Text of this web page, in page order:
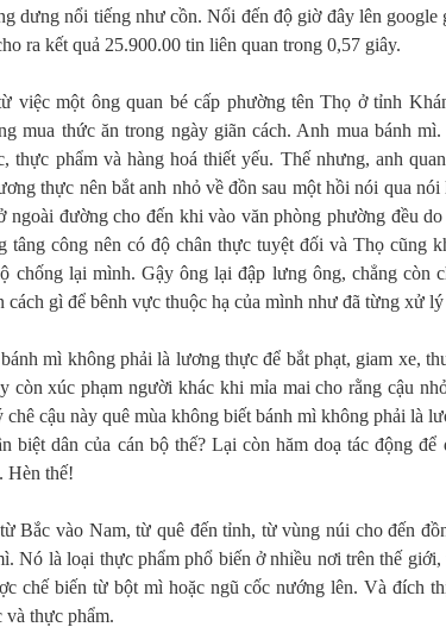
dưng nổi tiếng như cồn. Nổi đến độ giờ đây lên google
ra kết quả 25.900.00 tin liên quan trong 0,57 giây.
việc một ông quan bé cấp phường tên Thọ ở tỉnh
mua thức ăn trong ngày giãn cách. Anh mua bánh
thực phẩm và hàng hoá thiết yếu. Thế nhưng, anh
thực nên bắt anh nhỏ về đồn sau một hồi nói qua
ngoài đường cho đến khi vào văn phòng phường đều
tâng công nên có độ chân thực tuyệt đối và Thọ cũng
chống lại mình. Gậy ông lại đập lưng ông, chẳng còn
cách gì để bênh vực thuộc hạ của mình như đã từng xử lý
mì không phải là lương thực để bắt phạt, giam xe,
còn xúc phạm người khác khi mỉa mai cho rằng cậu
chê cậu này quê mùa không biết bánh mì không phải là
biệt dân của cán bộ thế? Lại còn hăm doạ tác động
Hèn thế!
Bắc vào Nam, từ quê đến tỉnh, từ vùng núi cho đến
Nó là loại thực phẩm phổ biến ở nhiều nơi trên thế
chế biến từ bột mì hoặc ngũ cốc nướng lên. Và đích
thực phẩm.